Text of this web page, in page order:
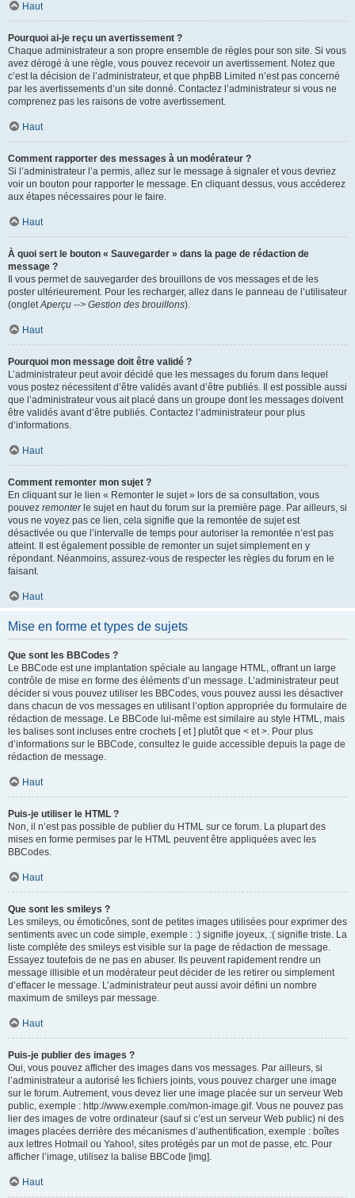
Haut
Pourquoi ai-je reçu un avertissement ?
Chaque administrateur a son propre ensemble de règles pour son site. Si vous
avez dérogé à une règle, vous pouvez recevoir un avertissement. Notez que
c’est la décision de l’administrateur, et que phpBB Limited n’est pas concerné
par les avertissements d’un site donné. Contactez l’administrateur si vous ne
comprenez pas les raisons de votre avertissement.
Haut
Comment rapporter des messages à un modérateur ?
Si l’administrateur l’a permis, allez sur le message à signaler et vous devriez
voir un bouton pour rapporter le message. En cliquant dessus, vous accéderez
aux étapes nécessaires pour le faire.
Haut
À quoi sert le bouton « Sauvegarder » dans la page de rédaction de
message ?
Il vous permet de sauvegarder des brouillons de vos messages et de les
poster ultérieurement. Pour les recharger, allez dans le panneau de l’utilisateur
(ongletAperçu --> Gestion des brouillons).
Haut
Pourquoi mon message doit être validé ?
L’administrateur peut avoir décidé que les messages du forum dans lequel
vous postez nécessitent d’être validés avant d’être publiés. Il est possible aussi
que l’administrateur vous ait placé dans un groupe dont les messages doivent
être validés avant d’être publiés. Contactez l’administrateur pour plus
d’informations.
Haut
Comment remonter mon sujet ?
En cliquant sur le lien « Remonter le sujet » lors de sa consultation, vous
pouvez remonterle sujet en haut du forum sur la première page. Par ailleurs, si
vous ne voyez pas ce lien, cela signifie que la remontée de sujet est
désactivée ou que l’intervalle de temps pour autoriser la remontée n’est pas
atteint. Il est également possible de remonter un sujet simplement en y
répondant. Néanmoins, assurez-vous de respecter les règles du forum en le
faisant.
Haut
Mise en forme et types de sujets
Que sont les BBCodes ?
Le BBCode est une implantation spéciale au langage HTML, offrant un large
contrôle de mise en forme des éléments d’un message. L’administrateur peut
décider si vous pouvez utiliser les BBCodes, vous pouvez aussi les désactiver
dans chacun de vos messages en utilisant l’option appropriée du formulaire de
rédaction de message. Le BBCode lui-même est similaire au style HTML, mais
les balises sont incluses entre crochets [ et ] plutôt que < et >. Pour plus
d’informations sur le BBCode, consultez le guide accessible depuis la page de
rédaction de message.
Haut
Puis-je utiliser le HTML ?
Non, il n’est pas possible de publier du HTML sur ce forum. La plupart des
mises en forme permises par le HTML peuvent être appliquées avec les
BBCodes.
Haut
Que sont les smileys ?
Les smileys, ou émoticônes, sont de petites images utilisées pour exprimer des
sentiments avec un code simple, exemple : :) signifie joyeux, :( signifie triste. La
liste complète des smileys est visible sur la page de rédaction de message.
Essayez toutefois de ne pas en abuser. Ils peuvent rapidement rendre un
message illisible et un modérateur peut décider de les retirer ou simplement
d’effacer le message. L’administrateur peut aussi avoir défini un nombre
maximum de smileys par message.
Haut
Puis-je publier des images ?
Oui, vous pouvez afficher des images dans vos messages. Par ailleurs, si
l’administrateur a autorisé les fichiers joints, vous pouvez charger une image
sur le forum. Autrement, vous devez lier une image placée sur un serveur Web
public, exemple : http://www.exemple.com/mon-image.gif. Vous ne pouvez pas
lier des images de votre ordinateur (sauf si c’est un serveur Web public) ni des
images placées derrière des mécanismes d’authentification, exemple : boîtes
aux lettres Hotmail ou Yahoo!, sites protégés par un mot de passe, etc. Pour
afficher l’image, utilisez la balise BBCode [img].
Haut